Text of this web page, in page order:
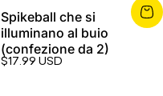
Spikeball che si
illuminano al buio
(confezione da 2)
$17.99 USD